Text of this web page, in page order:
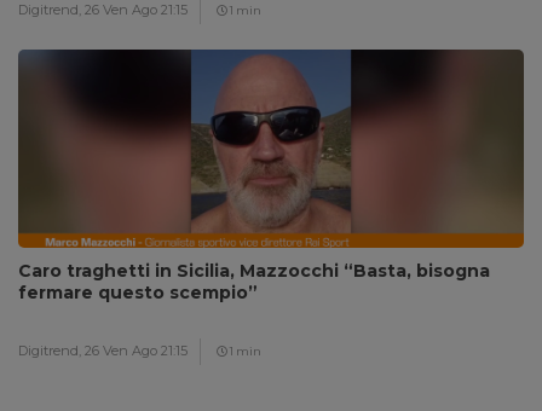
Digitrend, 26 Ven Ago 21:15 1 min
Caro traghetti in Sicilia, Mazzocchi “Basta, bisogna
fermare questo scempio”
Digitrend, 26 Ven Ago 21:15 1 min